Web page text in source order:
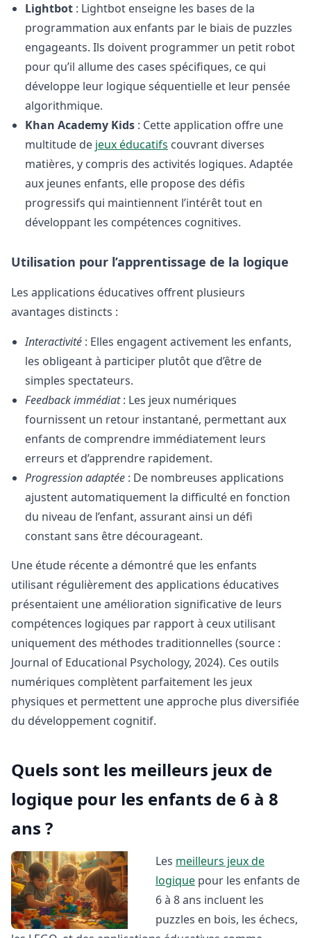
Lightbot : Lightbot enseigne les bases de la
programmation aux enfants par le biais de puzzles
engageants. Ils doivent programmer un petit robot
pour qu’il allume des cases spécifiques, ce qui
développe leur logique séquentielle et leur pensée
algorithmique.
Khan Academy Kids : Cette application offre une
multitude de jeux éducatifs couvrant diverses
matières, y compris des activités logiques. Adaptée
aux jeunes enfants, elle propose des défis
progressifs qui maintiennent l’intérêt tout en
développant les compétences cognitives.
Utilisation pour l’apprentissage de la logique
Les applications éducatives offrent plusieurs
avantages distincts :
Interactivité : Elles engagent activement les enfants,
les obligeant à participer plutôt que d’être de
simples spectateurs.
Feedback immédiat: Les jeux numériques
fournissent un retour instantané, permettant aux
enfants de comprendre immédiatement leurs
erreurs et d’apprendre rapidement.
Progression adaptée : De nombreuses applications
ajustent automatiquement la difficulté en fonction
du niveau de l’enfant, assurant ainsi un défi
constant sans être décourageant.
Une étude récente a démontré que les enfants
utilisant régulièrement des applications éducatives
présentaient une amélioration significative de leurs
compétences logiques par rapport à ceux utilisant
uniquement des méthodes traditionnelles (source :
Journal of Educational Psychology, 2024). Ces outils
numériques complètent parfaitement les jeux
physiques et permettent une approche plus diversifiée
du développement cognitif.
Quels sont les meilleurs jeux de
logique pour les enfants de 6 à 8
ans ?
Les meilleurs jeux de
logique pour les enfants de
6 à 8 ans incluent les
puzzles en bois, les échecs,